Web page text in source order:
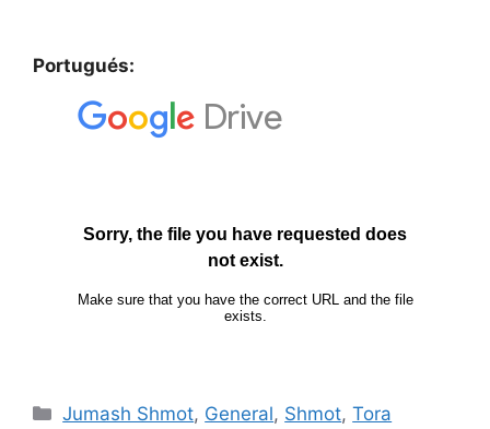
Portugués:
Jumash Shmot, General, Shmot,Tora